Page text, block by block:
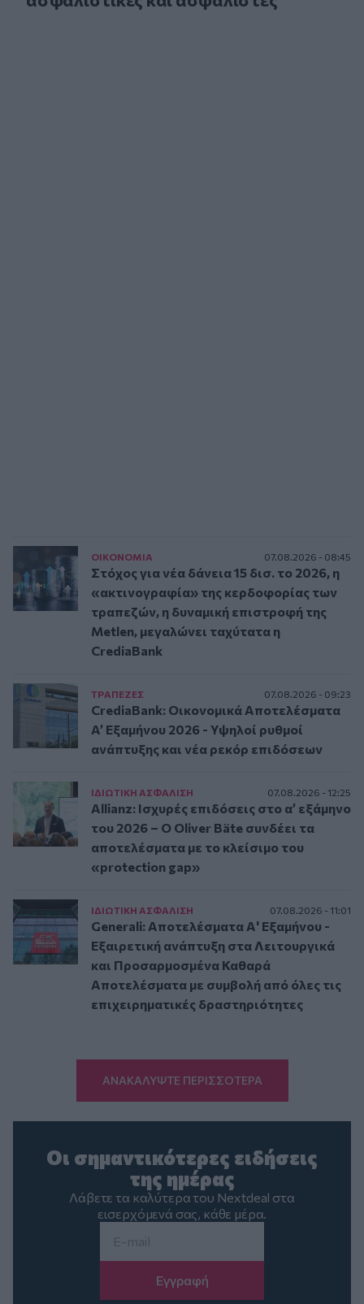
ΟΙΚΟΝΟΜΙΑ 07.08.2026 - 08:45
Στόχος για νέα δάνεια 15 δισ. το 2026, η
«ακτινογραφία» της κερδοφορίας των
τραπεζών, η δυναμική επιστροφή της
Metlen, μεγαλώνει ταχύτατα η
CrediaBank
ΤΡAΠΕΖΕΣ 07.08.2026 - 09:23
CrediaBank: Οικονομικά Αποτελέσματα
A’ Εξαμήνου 2026 - Υψηλοί ρυθμοί
ανάπτυξης και νέα ρεκόρ επιδόσεων
ΙΔΙΩΤΙΚΗ ΑΣΦAΛΙΣΗ 07.08.2026 - 12:25
Allianz: Ισχυρές επιδόσεις στο α’ εξάμηνο
του 2026 – Ο Oliver Bäte συνδέει τα
αποτελέσματα με το κλείσιμο του
«protection gap»
ΙΔΙΩΤΙΚΗ ΑΣΦAΛΙΣΗ 07.08.2026 - 11:01
Generali: Αποτελέσματα Α' Εξαμήνου -
Εξαιρετική ανάπτυξη στα Λειτουργικά
και Προσαρμοσμένα Καθαρά
Αποτελέσματα με συμβολή από όλες τις
επιχειρηματικές δραστηριότητες
ΑΝΑΚΑΛΥΨΤΕ ΠΕΡΙΣΣΟΤΕΡΑ
Οι σημαντικότερες ειδήσεις
της ημέρας
Λάβετε τα καλύτερα του Nextdeal στα
εισερχόμενά σας, κάθε μέρα.